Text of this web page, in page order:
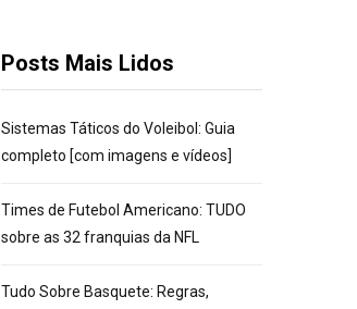
Posts Mais Lidos
Sistemas Táticos do Voleibol: Guia
completo [com imagens e vídeos]
Times de Futebol Americano: TUDO
sobre as 32 franquias da NFL
Tudo Sobre Basquete: Regras,